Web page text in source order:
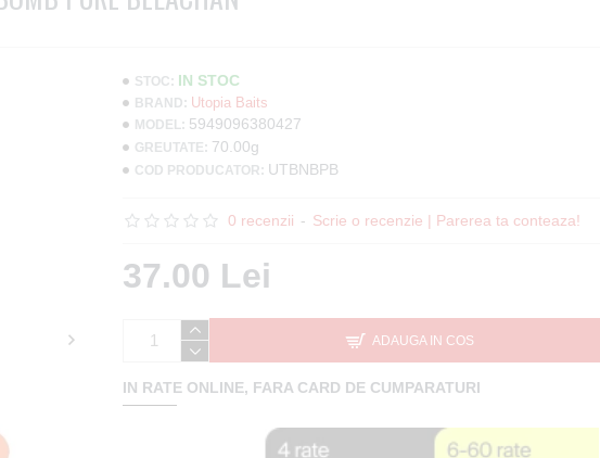
STOC: IN STOC
BRAND: Utopia Baits
MODEL: 5949096380427
GREUTATE: 70.00g
COD PRODUCATOR: UTBNBPB
0 recenzii - Scrie o recenzie | Parerea ta conteaza!
37.00 Lei
ADAUGA IN COS
IN RATE ONLINE, FARA CARD DE CUMPARATURI